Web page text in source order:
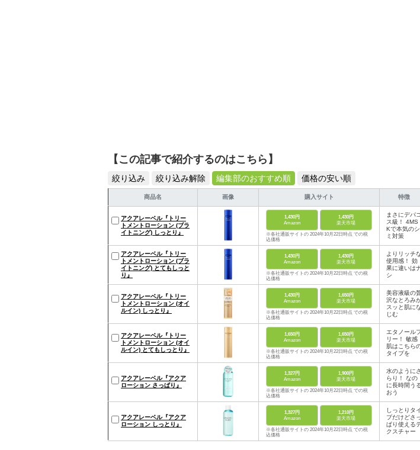
【この記事で紹介するのはこちら】
絞り込み 絞り込み解除 編集部のおすすめ順 価格の安い順
商品名 画像 購入サイト 特徴
アクアレーベル『トリー
トメントローション (ブラ
イトニング) しっとり』
1,430円
Amazon
1,430円
楽天市場
※各社通販サイトの 2024年10月22日時点 での税
込価格
まさにデパコ
ス級！ 4MS
Kで本気のシ
ミ対策
アクアレーベル『トリー
トメントローション (ブラ
イトニング) とてもしっと
り』
1,430円
Amazon
1,430円
楽天市場
※各社通販サイトの 2024年10月22日時点 での税
込価格
よりリッチ
使用感！ 効
果に違いは
シ
アクアレーベル『トリー
トメントローション (オイ
ルイン) しっとり』
1,430円
Amazon
1,650円
楽天市場
※各社通販サイトの 2024年10月22日時点 での税
込価格
美容液級の
沢なとろみ
スッと肌に
じむ
アクアレーベル『トリー
トメントローション (オイ
ルイン) とてもしっとり』
1,650円
Amazon
1,650円
楽天市場
※各社通販サイトの 2024年10月22日時点 での税
込価格
エタノール
リー！ 敏感
肌はこちら
タイプを
アクアレーベル『アクア
ローション さっぱり』
1,327円
Amazon
1,900円
楽天市場
※各社通販サイトの 2024年10月22日時点 での税
込価格
水のようにさ
らり！ なの
に長時間う
おう
アクアレーベル『アクア
ローション しっとり』
1,327円
Amazon
1,210円
楽天市場
※各社通販サイトの 2024年10月22日時点 での税
込価格
しっとりタイ
プだけどさ
ぱり使える
クスチャー